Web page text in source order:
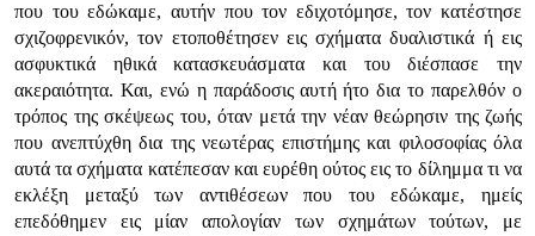
που του εδώκαμε, αυτήν που τον εδιχοτόμησε, τον κατέστησε
σχιζοφρενικόν, τον ετοποθέτησεν εις σχήματα δυαλιστικά ή εις
ασφυκτικά ηθικά κατασκευάσματα και του διέσπασε την
ακεραιότητα. Και, ενώ η παράδοσις αυτή ήτο δια το παρελθόν ο
τρόπος της σκέψεως του, όταν μετά την νέαν θεώρησιν της ζωής
που ανεπτύχθη δια της νεωτέρας επιστήμης και φιλοσοφίας όλα
αυτά τα σχήματα κατέπεσαν και ευρέθη ούτος εις το δίλημμα τι να
εκλέξη μεταξύ των αντιθέσεων που του εδώκαμε, ημείς
επεδόθημεν εις μίαν απολογίαν των σχημάτων τούτων, με